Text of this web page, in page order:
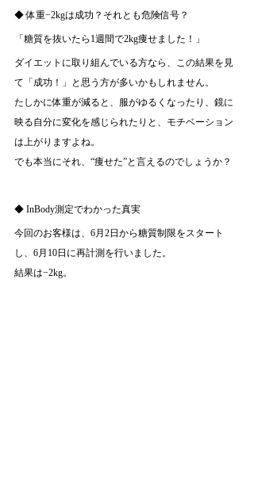
◆ 体重−2kgは成功？それとも危険信号？
「糖質を抜いたら1週間で2kg痩せました！」
ダイエットに取り組んでいる方なら、この結果を見
て「成功！」と思う方が多いかもしれません。
たしかに体重が減ると、服がゆるくなったり、鏡に
映る自分に変化を感じられたりと、モチベーション
は上がりますよね。
でも本当にそれ、“痩せた”と言えるのでしょうか？
◆ InBody測定でわかった真実
今回のお客様は、6月2日から糖質制限をスタート
し、6月10日に再計測を行いました。
結果は−2kg。